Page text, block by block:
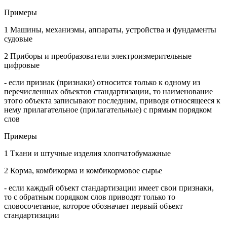
Примеры
1 Машины, механизмы, аппараты, устройства и фундаменты
судовые
2 Приборы и преобразователи электроизмерительные
цифровые
- если признак (признаки) относится только к одному из
перечисленных объектов стандартизации, то наименование
этого объекта записывают последним, приводя относящееся к
нему прилагательное (прилагательные) с прямым порядком
слов
Примеры
1 Ткани и штучные изделия хлопчатобумажные
2 Корма, комбикорма и комбикормовое сырье
- если каждый объект стандартизации имеет свои признаки,
то с обратным порядком слов приводят только то
словосочетание, которое обозначает первый объект
стандартизации